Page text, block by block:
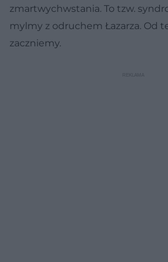
zmartwychwstania. To tzw.
mylmy z odruchem Łazarza. Od
zaczniemy.